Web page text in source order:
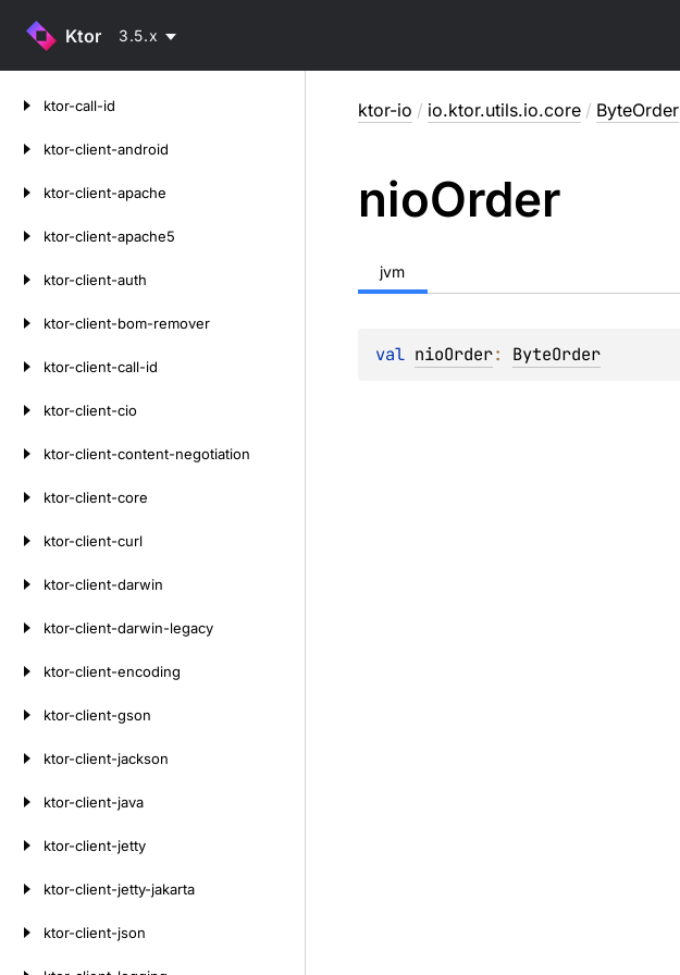
Ktor 3.5.x
ktor-call-id
ktor-client-android
ktor-client-apache
ktor-client-apache5
ktor-client-auth
ktor-client-bom-remover
ktor-client-call-id
ktor-client-cio
ktor-client-content-negotiation
ktor-client-core
ktor-client-curl
ktor-client-darwin
ktor-client-darwin-legacy
ktor-client-encoding
ktor-client-gson
ktor-client-jackson
ktor-client-java
ktor-client-jetty
ktor-client-jetty-jakarta
ktor-client-json
ktor-io / io.ktor.utils.io.core / ByteOrder
nioOrder
jvm
val nioOrder: ByteOrder